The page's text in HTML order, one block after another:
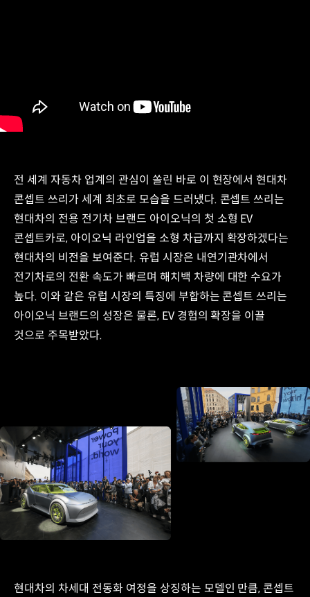
전 세계 자동차 업계의 관심이 쏠린 바로 이 현장에서 현대차
콘셉트 쓰리가 세계 최초로 모습을 드러냈다. 콘셉트 쓰리는
현대차의 전용 전기차 브랜드 아이오닉의 첫 소형 EV
콘셉트카로, 아이오닉 라인업을 소형 차급까지 확장하겠다는
현대차의 비전을 보여준다. 유럽 시장은 내연기관차에서
전기차로의 전환 속도가 빠르며 해치백 차량에 대한 수요가
높다. 이와 같은 유럽 시장의 특징에 부합하는 콘셉트 쓰리는
아이오닉 브랜드의 성장은 물론, EV 경험의 확장을 이끌
것으로 주목받았다.
현대차의 차세대 전동화 여정을 상징하는 모델인 만큼, 콘셉트